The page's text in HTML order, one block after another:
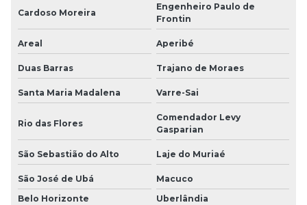
Cardoso Moreira
Engenheiro Paulo de
Frontin
Areal Aperibé
Duas Barras Trajano de Moraes
Santa Maria Madalena Varre-Sai
Rio das Flores
Comendador Levy
Gasparian
São Sebastião do Alto Laje do Muriaé
São José de Ubá
Macuco
Belo Horizonte
Uberlândia